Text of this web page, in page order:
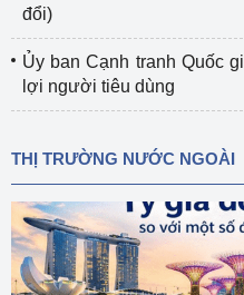
đổi)
Ủy ban Cạnh tranh Quốc
lợi người tiêu dùng
THỊ TRƯỜNG NƯỚC NGOÀI